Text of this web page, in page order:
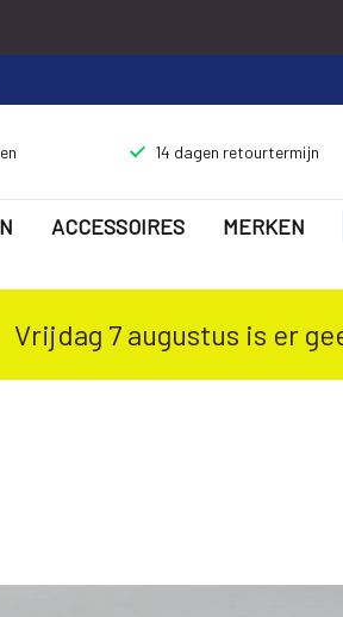
14 dagen retourtermijn
ACCESSOIRES MERKEN
Vrijdag 7 augustus is er